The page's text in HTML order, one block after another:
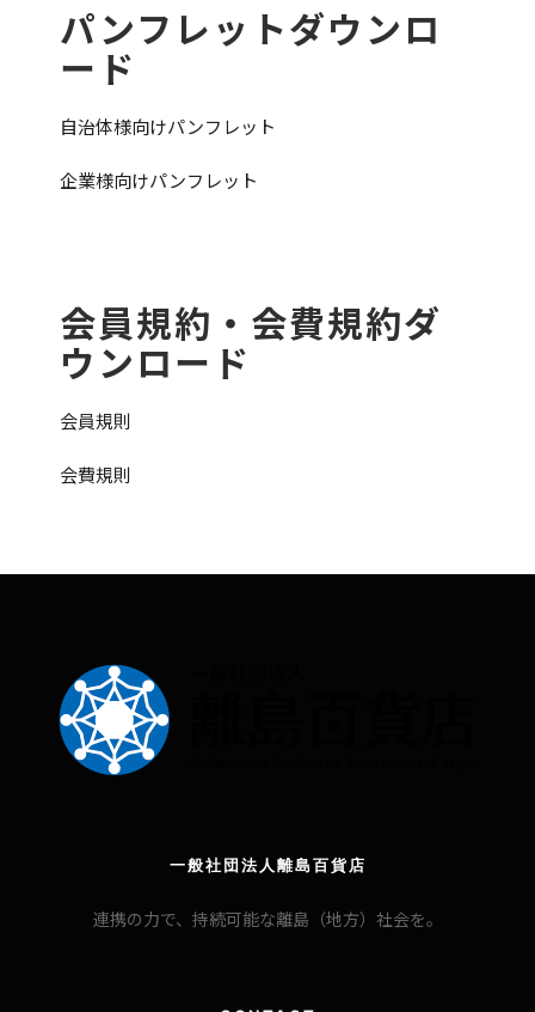
パンフレットダウンロ
ード
自治体様向けパンフレット
企業様向けパンフレット
会員規約・会費規約ダ
ウンロード
会員規則
会費規則
一般社団法人離島百貨店
連携の力で、持続可能な離島（地方）社会を。